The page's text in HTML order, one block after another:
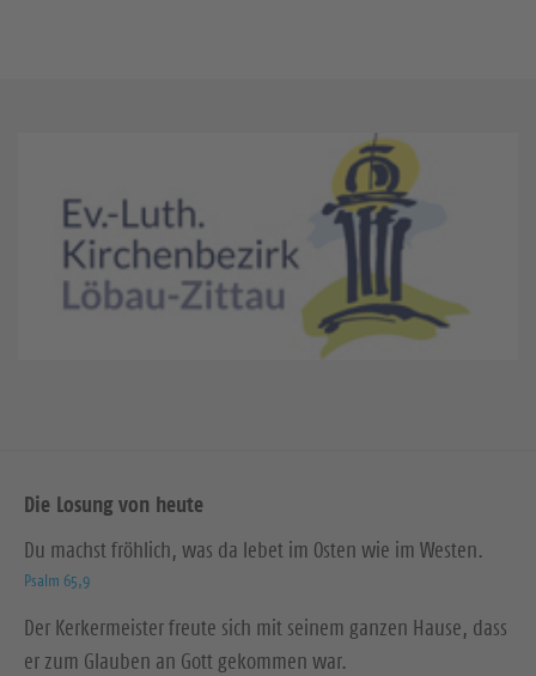
Die Losung von heute
Du machst fröhlich, was da lebet im Osten wie im Westen.
Psalm 65,9
Der Kerkermeister freute sich mit seinem ganzen Hause, dass
er zum Glauben an Gott gekommen war.